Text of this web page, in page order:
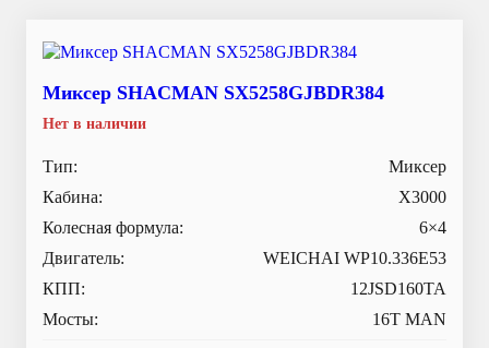
Миксер SHACMAN SX5258GJBDR384
Нет в наличии
Тип:
Миксер
Кабина:
X3000
Колесная формула:
6×4
Двигатель:
WEICHAI WP10.336E53
КПП:
12JSD160TA
Мосты:
16T MAN